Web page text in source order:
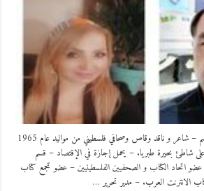
الشاعر السوري الأستاذ حاتم قاسم – شاعر و ناقد وقاص وصحافي فلسطيني من مواليد عام 1965
شاطئ بحيرة طبريا. – يحمل إجازة في الإقتصاد – قسم
اتحاد الكتاب و الصحفيين الفلسطينيين – عضو تجمع كتاب
الانترنت العرب. – مدير تحرير …